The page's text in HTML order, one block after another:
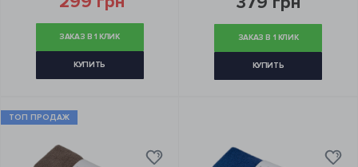
ЗАКАЗ В 1 КЛИК
КУПИТЬ
ЗАКАЗ В 1 КЛИК
КУПИТЬ
ТОП ПРОДАЖ